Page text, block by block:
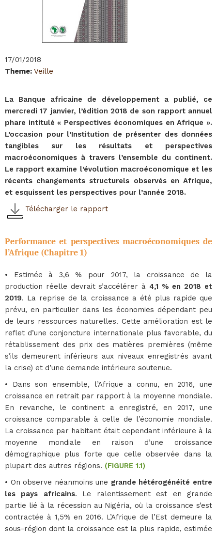
17/01/2018
Theme: Veille
La Banque africaine de développement a publié, ce
mercredi 17 janvier, l’édition 2018 de son rapport annuel
phare intitulé « Perspectives économiques en Afrique ».
L’occasion pour l’Institution de présenter des données
tangibles sur les résultats et perspectives
macroéconomiques à travers l’ensemble du continent.
Le rapport examine l’évolution macroéconomique et les
récents changements structurels observés en Afrique,
et esquissent les perspectives pour l’année 2018.
Télécharger le rapport
Performance et perspectives macroéconomiques de
l’Afrique (Chapitre 1)
• Estimée à 3,6 % pour 2017, la croissance de la
production réelle devrait s’accélérer à 4,1 % en 2018 et
2019. La reprise de la croissance a été plus rapide que
prévu, en particulier dans les économies dépendant peu
de leurs ressources naturelles. Cette amélioration est le
reflet d’une conjoncture internationale plus favorable, du
rétablissement des prix des matières premières (même
s’ils demeurent inférieurs aux niveaux enregistrés avant
la crise) et d’une demande intérieure soutenue.
• Dans son ensemble, l’Afrique a connu, en 2016, une
croissance en retrait par rapport à la moyenne mondiale.
En revanche, le continent a enregistré, en 2017, une
croissance comparable à celle de l’économie mondiale.
La croissance par habitant était cependant inférieure à la
moyenne mondiale en raison d’une croissance
démographique plus forte que celle observée dans la
plupart des autres régions. (FIGURE 1.1)
• On observe néanmoins une grande hétérogénéité entre
les pays africains. Le ralentissement est en grande
partie lié à la récession au Nigéria, où la croissance s’est
contractée à 1,5% en 2016. L’Afrique de l’Est demeure la
sous-région dont la croissance est la plus rapide, estimée